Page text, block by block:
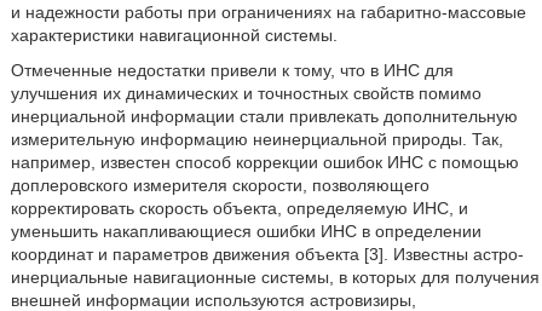
и надежности работы при ограничениях на габаритно-массовые
характеристики навигационной системы.
Отмеченные недостатки привели к тому, что в ИНС для
улучшения их динамических и точностных свойств помимо
инерциальной информации стали привлекать дополнительную
измерительную информацию неинерциальной природы. Так,
например, известен способ коррекции ошибок ИНС с помощью
доплеровского измерителя скорости, позволяющего
корректировать скорость объекта, определяемую ИНС, и
уменьшить накапливающиеся ошибки ИНС в определении
координат и параметров движения объекта [3]. Известны астро-
инерциальные навигационные системы, в которых для получения
внешней информации используются астровизиры,